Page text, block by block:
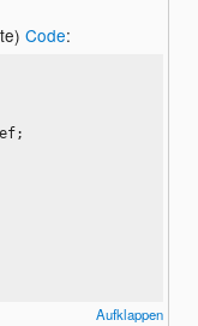
Code:
Aufklappen